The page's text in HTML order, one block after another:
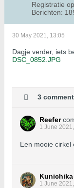
Registratie
Berichten:
30 May 2021, 13:05
Dagje verder, iets
DSC_0852.JPG
3
Reefer
1 June
Een mooie cirkel
Kunichika
1 June